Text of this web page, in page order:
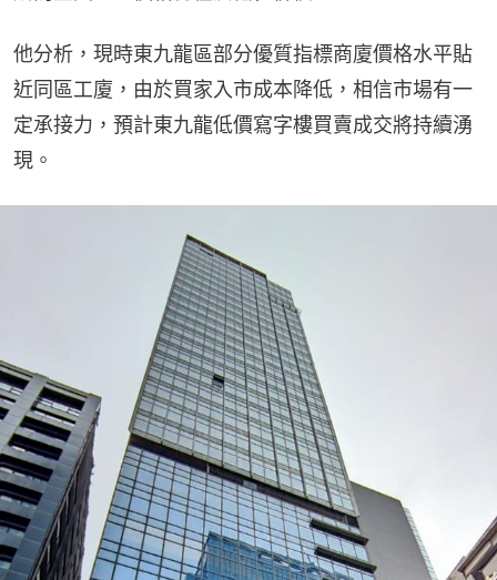
他分析，現時東九龍區部分優質指標商廈價格水平貼
近同區工廈，由於買家入市成本降低，相信市場有一
定承接力，預計東九龍低價寫字樓買賣成交將持續湧
現。